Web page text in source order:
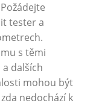
tester a
s těmi
dalších
mohou být
nedochází k